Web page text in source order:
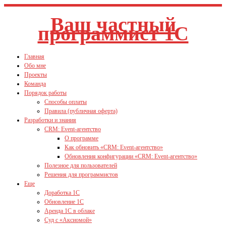
Ваш частный
программист 1С
Главная
Обо мне
Проекты
Команда
Порядок работы
Способы оплаты
Правила (публичная оферта)
Разработки и знания
CRM: Event-агентство
О программе
Как обновить «CRM: Event-агентство»
Обновления конфигурации «CRM: Event-агентство»
Полезное для пользователей
Решения для программистов
Еще
Доработка 1С
Обновление 1С
Аренда 1С в облаке
Суд с «Аксиомой»